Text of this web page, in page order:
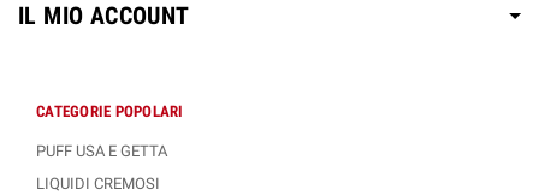
IL MIO ACCOUNT
CATEGORIE POPOLARI
PUFF USA E GETTA
LIQUIDI CREMOSI